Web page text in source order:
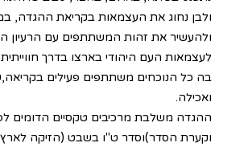
ולבן נחוג את העצמאות בקריאת ההגדה,
ולהעשיר את זהות המשתתפים עם הרעיון
לעצמאות העם היהודי בארצו בדרך חווייתית
בה כל הנוכחים משתתפים פעילים
ואכילה.
וקערת הסדר)וסדר ט"ו בשבט (הזיקה